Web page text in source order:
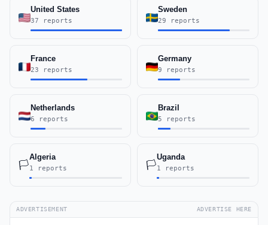
United States
37 reports
Sweden
29 reports
France
23 reports
Germany
9 reports
Netherlands
6 reports
Brazil
5 reports
🏳️
Algeria
1 reports 🏳️
Uganda
1 reports
ADVERTISEMENT ADVERTISE HERE